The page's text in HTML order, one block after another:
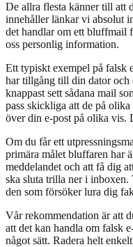
De allra flesta känner till att
innehåller länkar vi absolut
det handlar om ett bluffmail
oss personlig information.
Ett typiskt exempel på falsk
har tillgång till din dator och
knappast sett sådana mail
pass skickliga att de på
över din e-post på olika vis.
Om du får ett
primära målet bluffaren har
meddelandet och att få dig
ska sluta trilla ner i inboxen.
den som försöker lura dig
Vår rekommendation är att
att det kan handla om falsk
något sätt. Radera helt